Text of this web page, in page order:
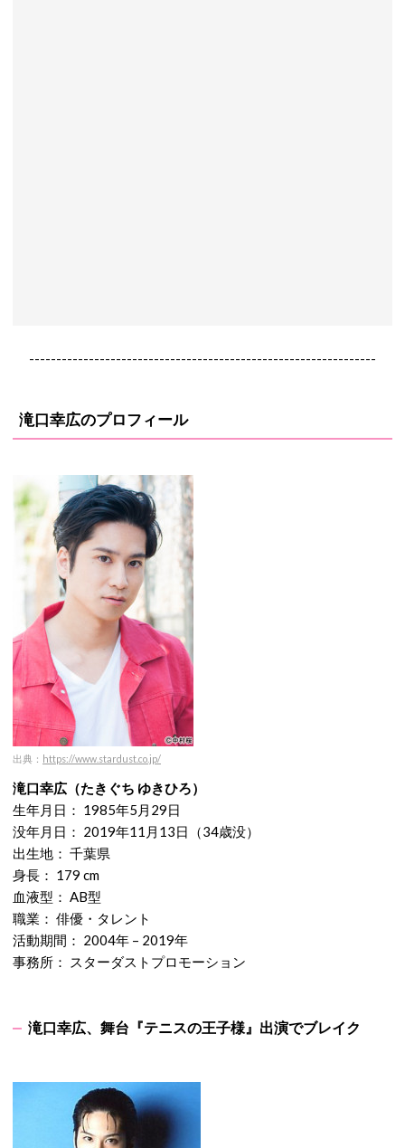
----------------------------------------------------------------
滝口幸広のプロフィール
出典： https://www.stardust.co.jp/
滝口幸広（たきぐち ゆきひろ）
生年月日： 1985年5月29日
没年月日： 2019年11月13日（34歳没）
出生地： 千葉県
身長： 179 cm
血液型： AB型
職業： 俳優・タレント
活動期間： 2004年 – 2019年
事務所： スターダストプロモーション
滝口幸広、舞台『テニスの王子様』出演でブレイク